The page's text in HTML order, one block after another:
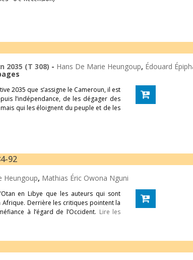
2035 (T 308) - Hans De Marie Heungoup, Édouard
2035 que s’assigne le Cameroun, il est
l’indépendance, de les dégager des
qui les éloignent du peuple et de les
92
Heungoup, Mathias Éric Owona Nguni
en Libye que les auteurs qui sont
Afrique. Derrière les critiques pointent la
à l’égard de l’Occident. Lire les